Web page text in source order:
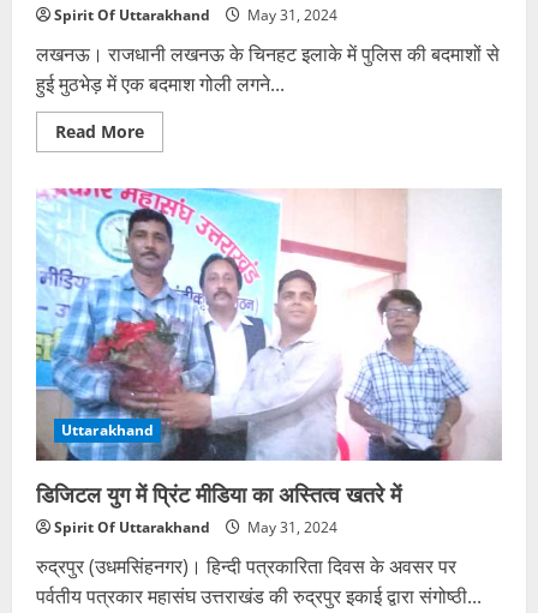
Spirit Of Uttarakhand May 31, 2024
लखनऊ। राजधानी लखनऊ के चिनहट इलाके में पुलिस की बदमाशों से
हुई मुठभेड़ में एक बदमाश गोली लगने...
Read MoreRead
more
में
पुलिस
की
बदमाशों
से
मुठभेड़,
एक
गोली
लगने
से
घायल,
दो
भाग
निकले
Uttarakhand
डिजिटल युग में प्रिंट मीडिया का अस्तित्व खतरे में
Spirit Of Uttarakhand May 31, 2024
रुद्रपुर (उधमसिंहनगर)। हिन्दी पत्रकारिता दिवस के अवसर पर
पर्वतीय पत्रकार महासंघ उत्तराखंड की रुद्रपुर इकाई द्वारा संगोष्ठी...